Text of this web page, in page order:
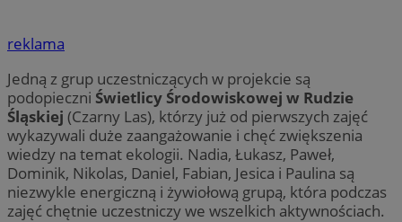
reklama
Jedną z grup uczestniczących w projekcie są
podopieczni Świetlicy Środowiskowej w Rudzie
Śląskiej (Czarny Las), którzy już od pierwszych zajęć
wykazywali duże zaangażowanie i chęć zwiększenia
wiedzy na temat ekologii. Nadia, Łukasz, Paweł,
Dominik, Nikolas, Daniel, Fabian, Jesica i Paulina są
niezwykle energiczną i żywiołową grupą, która podczas
zajęć chętnie uczestniczy we wszelkich aktywnościach.